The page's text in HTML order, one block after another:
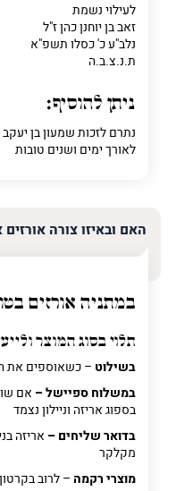
לעילוי נשמת
זאב בן יוחנן כהן ז"ל
נלב"ע כ' כסלו תשפ"א
ת.נ.צ.ב.ה
ניתן להוסיף:
נתרם לזכות שמעון בן
לאורך ימים ושנים טובות
האם ובאיזו צורה
במתניה אורזים
תלוי בסוג המוצר
בשילוט – כשאוספים את
במשלוח ספיישל – אם
בספוג אריזה וניילון נצמד
בדואר שליחים – אריזה
מקלקר
מוצרי רקמה – לרוב